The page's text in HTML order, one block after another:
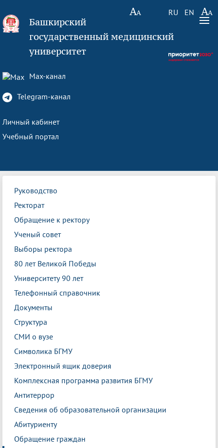
RU EN
Башкирский
государственный медицинский
университет
Max-канал
Telegram-канал
Личный кабинет
Учебный портал
Руководство
Ректорат
Обращение к ректору
Ученый совет
Выборы ректора
80 лет Великой Победы
Университету 90 лет
Телефонный справочник
Документы
Структура
СМИ о вузе
Символика БГМУ
Электронный ящик доверия
Комплексная программа развития БГМУ
Антитеррор
Сведения об образовательной организации
Абитуриенту
Обращение граждан